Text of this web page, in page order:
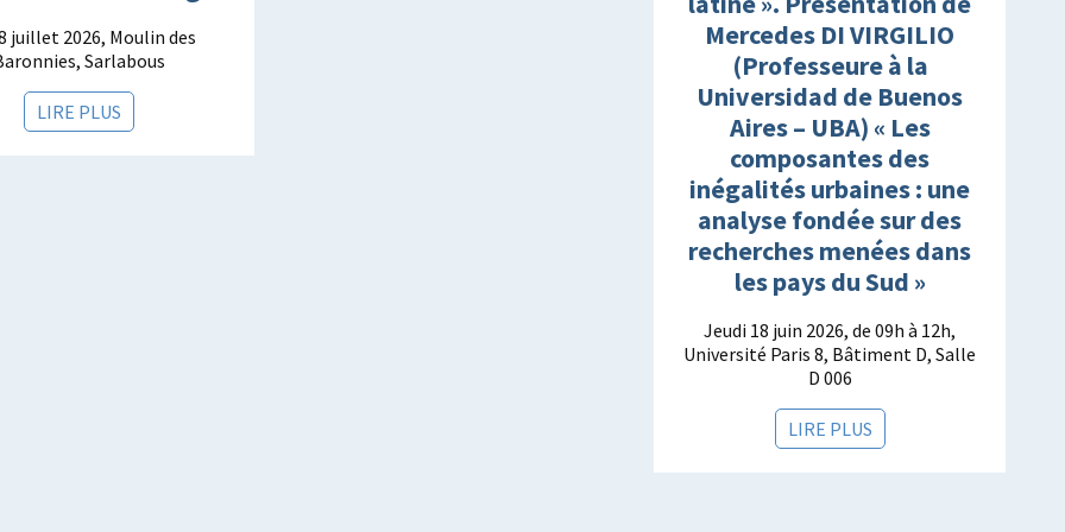
juillet 2026, Moulin des
Sarlabous
LIRE PLUS
Mercedes DI VIRGILIO
(Professeure à la
Universidad de Buenos
Aires – UBA) « Les
composantes des
inégalités urbaines : une
analyse fondée sur des
recherches menées dans
les pays du Sud »
Jeudi 18 juin 2026, de 09h à 12h,
Université Paris 8, Bâtiment D, Salle
D 006
LIRE PLUS